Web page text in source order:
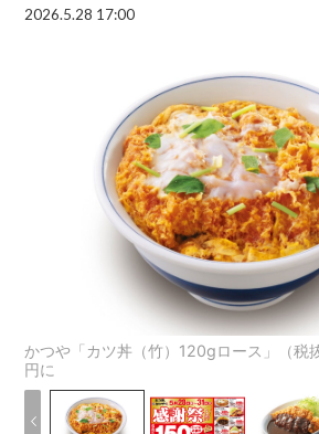
2026.5.28 17:00
かつや「カツ丼（竹）120gロース」（
円に